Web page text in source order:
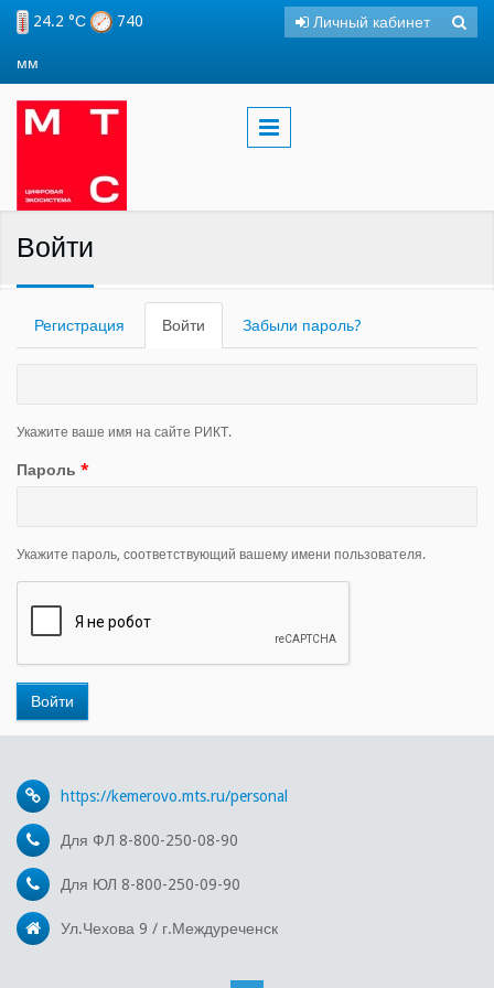
Перейти к основному содержанию
24.2 °С 740
мм
Личный кабинет Поиск
Войти
Регистрация Войти (активная
вкладка)
Забыли пароль?
Укажите ваше имя на сайте РИКТ.
Пароль *
Укажите пароль, соответствующий вашему имени пользователя.
https://kemerovo.mts.ru/personal
Для ФЛ 8-800-250-08-90
Для ЮЛ 8-800-250-09-90
Ул.Чехова 9 / г.Междуреченск